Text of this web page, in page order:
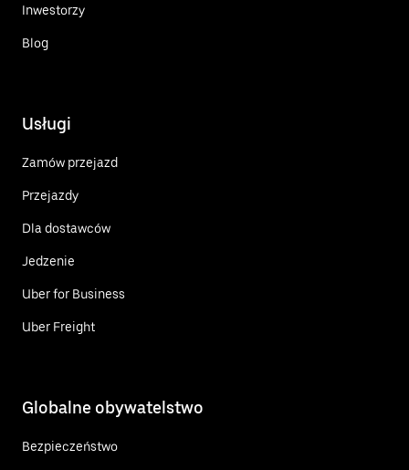
Inwestorzy
Blog
Usługi
Zamów przejazd
Przejazdy
Dla dostawców
Jedzenie
Uber for Business
Uber Freight
Globalne obywatelstwo
Bezpieczeństwo